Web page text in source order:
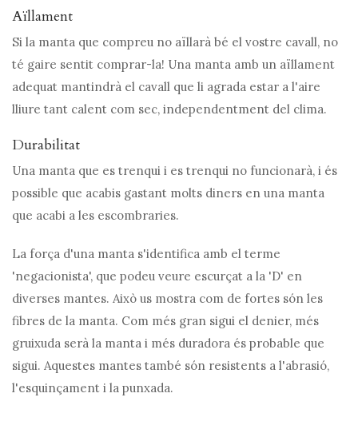
Aïllament
Si la manta que compreu no aïllarà bé el vostre cavall, no
té gaire sentit comprar-la! Una manta amb un aïllament
adequat mantindrà el cavall que li agrada estar a l'aire
lliure tant calent com sec, independentment del clima.
Durabilitat
Una manta que es trenqui i es trenqui no funcionarà, i és
possible que acabis gastant molts diners en una manta
que acabi a les escombraries.
La força d'una manta s'identifica amb el terme
'negacionista', que podeu veure escurçat a la 'D' en
diverses mantes. Això us mostra com de fortes són les
fibres de la manta. Com més gran sigui el denier, més
gruixuda serà la manta i més duradora és probable que
sigui. Aquestes mantes també són resistents a l'abrasió,
l'esquinçament i la punxada.